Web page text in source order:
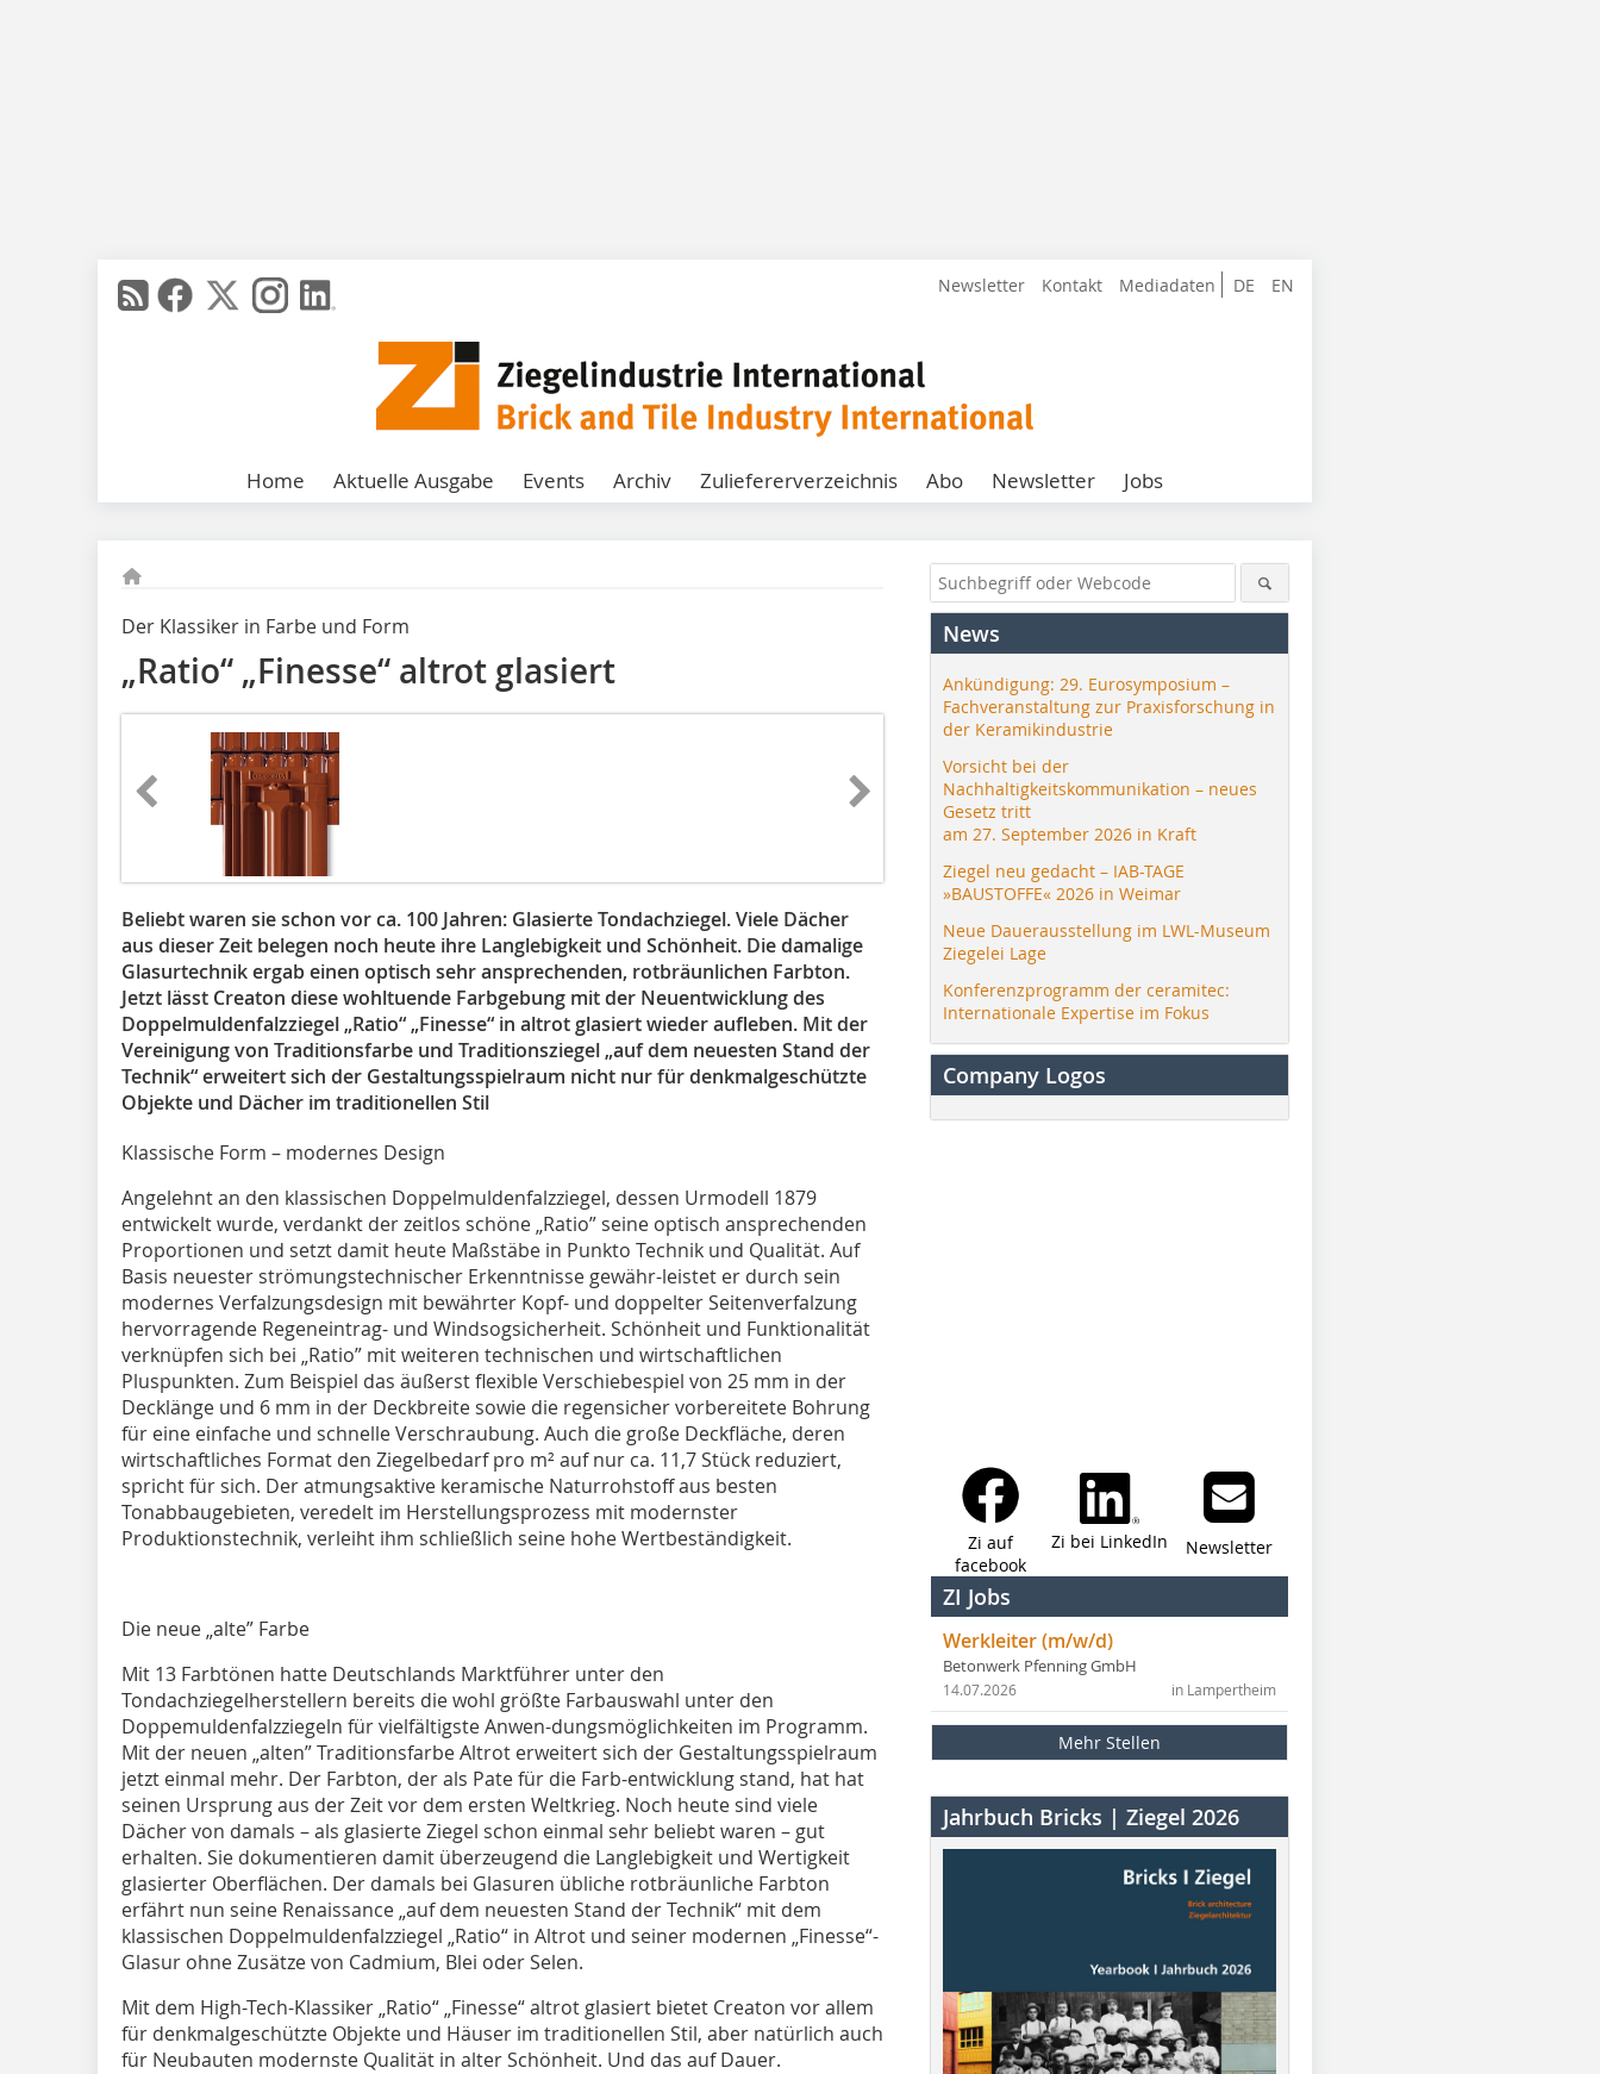
DE EN
Newsletter Kontakt Mediadaten
Home Aktuelle Ausgabe Events Archiv Zuliefererverzeichnis Abo Newsletter Jobs
Der Klassiker in Farbe und Form
„Ratio“ „Finesse“ altrot glasiert
Beliebt waren sie schon vor ca. 100 Jahren: Glasierte Tondachziegel. Viele Dächer
aus dieser Zeit belegen noch heute ihre Langlebigkeit und Schönheit. Die damalige
Glasurtechnik ergab einen optisch sehr ansprechenden, rotbräunlichen Farbton.
Jetzt lässt Creaton diese wohltuende Farbgebung mit der Neuentwicklung des
Doppelmuldenfalzziegel „Ratio“ „Finesse“ in altrot glasiert wieder aufleben. Mit der
Vereinigung von Traditionsfarbe und Traditionsziegel „auf dem neuesten Stand der
Technik“ erweitert sich der Gestaltungsspielraum nicht nur für denkmalgeschützte
Objekte und Dächer im traditionellen Stil
Klassische Form – modernes Design
Angelehnt an den klassischen Doppelmuldenfalzziegel, dessen Urmodell 1879
entwickelt wurde, verdankt der zeitlos schöne „Ratio” seine optisch ansprechenden
Proportionen und setzt damit heute Maßstäbe in Punkto Technik und Qualität. Auf
Basis neuester strömungstechnischer Erkenntnisse gewähr-leistet er durch sein
modernes Verfalzungsdesign mit bewährter Kopf- und doppelter Seitenverfalzung
hervorragende Regeneintrag- und Windsogsicherheit. Schönheit und Funktionalität
verknüpfen sich bei „Ratio” mit weiteren technischen und wirtschaftlichen
Pluspunkten. Zum Beispiel das äußerst flexible Verschiebespiel von 25 mm in der
Decklänge und 6 mm in der Deckbreite sowie die regensicher vorbereitete Bohrung
für eine einfache und schnelle Verschraubung. Auch die große Deckfläche, deren
wirtschaftliches Format den Ziegelbedarf pro m² auf nur ca. 11,7 Stück reduziert,
spricht für sich. Der atmungsaktive keramische Naturrohstoff aus besten
Tonabbaugebieten, veredelt im Herstellungsprozess mit modernster
Produktionstechnik, verleiht ihm schließlich seine hohe Wertbeständigkeit.
Die neue „alte” Farbe
Mit 13 Farbtönen hatte Deutschlands Marktführer unter den
Tondachziegelherstellern bereits die wohl größte Farbauswahl unter den
Doppemuldenfalzziegeln für vielfältigste Anwen-dungsmöglichkeiten im Programm.
Mit der neuen „alten” Traditionsfarbe Altrot erweitert sich der Gestaltungsspielraum
jetzt einmal mehr. Der Farbton, der als Pate für die Farb-entwicklung stand, hat hat
seinen Ursprung aus der Zeit vor dem ersten Weltkrieg. Noch heute sind viele
Dächer von damals – als glasierte Ziegel schon einmal sehr beliebt waren – gut
erhalten. Sie dokumentieren damit überzeugend die Langlebigkeit und Wertigkeit
glasierter Oberflächen. Der damals bei Glasuren übliche rotbräunliche Farbton
erfährt nun seine Renaissance „auf dem neuesten Stand der Technik“ mit dem
klassischen Doppelmuldenfalzziegel „Ratio“ in Altrot und seiner modernen „Finesse“-
Glasur ohne Zusätze von Cadmium, Blei oder Selen.
Mit dem High-Tech-Klassiker „Ratio“ „Finesse“ altrot glasiert bietet Creaton vor allem
für denkmalgeschützte Objekte und Häuser im traditionellen Stil, aber natürlich auch
für Neubauten modernste Qualität in alter Schönheit. Und das auf Dauer.
News
Ankündigung: 29. Eurosymposium –
Fachveranstaltung zur Praxisforschung in
der Keramikindustrie
Vorsicht bei der
Nachhaltigkeitskommunikation – neues
Gesetz tritt
am 27. September 2026 in Kraft
Ziegel neu gedacht – IAB-TAGE
»BAUSTOFFE« 2026 in Weimar
Neue Dauerausstellung im LWL-Museum
Ziegelei Lage
Konferenzprogramm der ceramitec:
Internationale Expertise im Fokus
Company Logos
Zi auf
facebook
Zi bei LinkedIn Newsletter
ZI Jobs
Werkleiter (m/w/d)
Betonwerk Pfenning GmbH
in Lampertheim
14.07.2026
Mehr Stellen
Jahrbuch Bricks | Ziegel 2026